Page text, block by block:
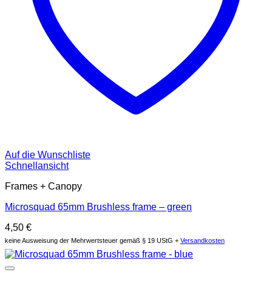
Auf die Wunschliste
Schnellansicht
Frames + Canopy
Microsquad 65mm Brushless frame – green
4,50 €
keine Ausweisung der Mehrwertsteuer gemäß § 19 UStG + Versandkosten